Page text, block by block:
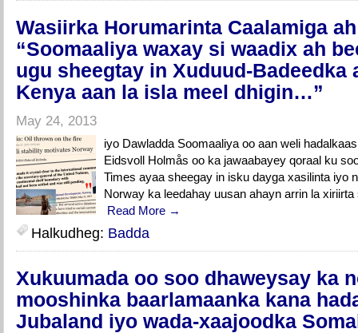
Wasiirka Horumarinta Caalamiga
“Soomaaliya waxay si waadix ah
ugu sheegtay in Xuduud-Badeedka
Kenya aan la isla meel dhigin…”
May 24, 2013
iyo Dawladda Soomaaliya oo aan weli
Eidsvoll Holmås oo ka jawaabayey qoraal ku
Times ayaa sheegay in isku dayga xasilinta iyo
Norway ka leedahay uusan ahayn arrin la
Read More →
Halkudheg: Badda
Xukuumada oo soo dhaweysay ka
mooshinka baarlamaanka kana
Jubaland iyo wada-xaajoodka